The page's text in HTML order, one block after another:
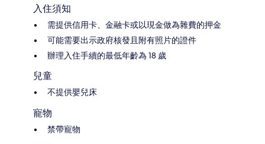
入住須知
需提供信用卡、金融卡或以現金做為雜費的押金
可能需要出示政府核發且附有照片的證件
辦理入住手續的最低年齡為 18 歲
兒童
不提供嬰兒床
寵物
禁帶寵物